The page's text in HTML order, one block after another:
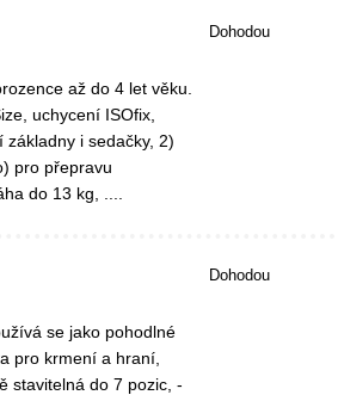
až do 4 let věku.
uchycení ISOfix,
i sedačky, 2)
pro přepravu
do 13 kg, ....
Dohodou
se jako pohodlné
pro krmení a hraní,
stavitelná do 7 pozic, -
Dohodou